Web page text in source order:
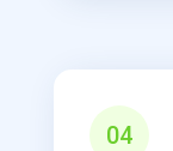
04